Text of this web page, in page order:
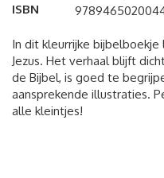
ISBN
In dit kleurrijke
Jezus. Het verhaal blijft
de Bijbel, is goed te
aansprekende illustraties.
alle kleintjes!